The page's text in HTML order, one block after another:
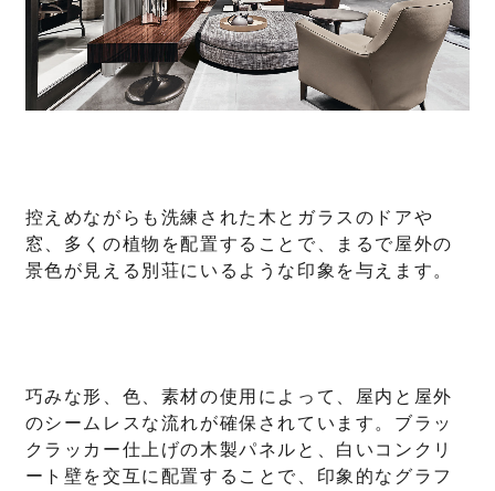
控えめながらも洗練された木とガラスのドアや
窓、多くの植物を配置することで、まるで屋外の
景色が見える別荘にいるような印象を与えます。
巧みな形、色、素材の使用によって、屋内と屋外
のシームレスな流れが確保されています。ブラッ
クラッカー仕上げの木製パネルと、白いコンクリ
ート壁を交互に配置することで、印象的なグラフ